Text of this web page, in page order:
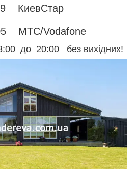
КиевСтар
МТС/Vodafone
до 20:00 без вихідних!